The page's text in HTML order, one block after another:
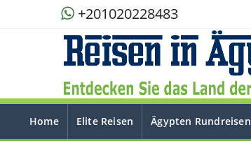
+201020228483
Home Elite Reisen Ägypten Rundreisen